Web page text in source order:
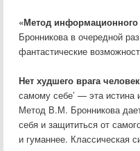
«Метод информационного
Бронникова в очередной
фантастические
Нет худшего врага
самому себе’ — эта истина
Метод В.М. Бронникова
себя и защититься от
и гуманнее. Классическая